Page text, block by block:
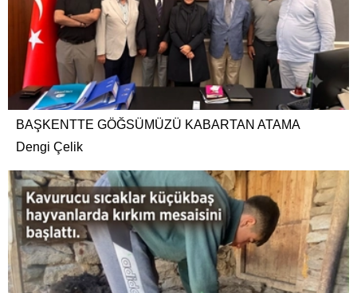
BAŞKENTTE GÖĞSÜMÜZÜ KABARTAN ATAMA
Dengi Çelik